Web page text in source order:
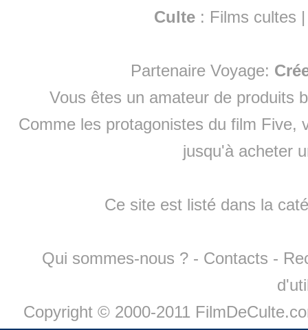
Culte : Films cultes
Partenaire Voyage:
Vous êtes un amateur de produits
Comme les protagonistes du film Five,
jusqu'à acheter
Ce site est listé dans la
Qui sommes-nous ? - Contacts -
Copyright © 2000-2011